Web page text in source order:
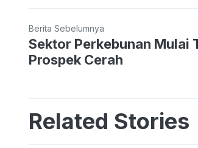
Berita Sebelumnya
Sektor Perkebunan Mulai
Prospek Cerah
Related Stories